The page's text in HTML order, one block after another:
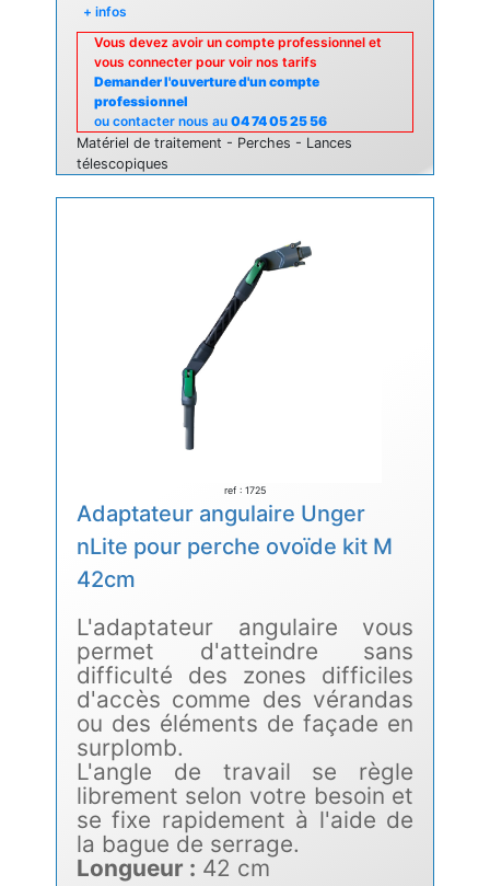
+ infos
Vous devez avoir un compte professionnel et
vous connecter pour voir nos tarifs
Demander l'ouverture d'un compte
professionnel
ou contacter nous au 04 74 05 25 56
Matériel de traitement - Perches - Lances
télescopiques
ref : 1725
Adaptateur angulaire Unger
nLite pour perche ovoïde kit M
42cm
L'adaptateur angulaire vous
permet d'atteindre sans
difficulté des zones difficiles
d'accès comme des vérandas
ou des éléments de façade en
surplomb.
L'angle de travail se règle
librement selon votre besoin et
se fixe rapidement à l'aide de
la bague de serrage.
Longueur : 42 cm